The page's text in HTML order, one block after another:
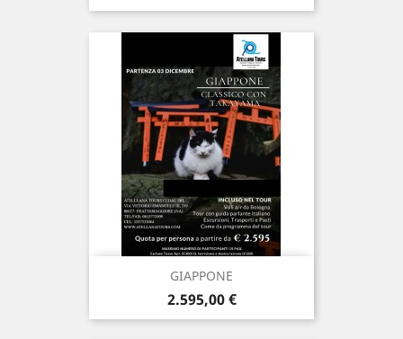
GIAPPONE
Prezzo
2.595,00 €